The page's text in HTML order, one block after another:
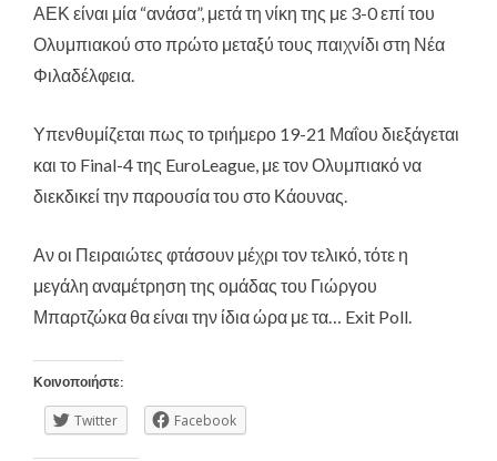
ΑΕΚ είναι μία “ανάσα”, μετά τη νίκη της με 3-0 επί του
Ολυμπιακού στο πρώτο μεταξύ τους παιχνίδι στη Νέα
Φιλαδέλφεια.
Υπενθυμίζεται πως το τριήμερο 19-21 Μαΐου διεξάγεται
και το Final-4 της EuroLeague, με τον Ολυμπιακό να
διεκδικεί την παρουσία του στο Κάουνας.
Αν οι Πειραιώτες φτάσουν μέχρι τον τελικό, τότε η
μεγάλη αναμέτρηση της ομάδας του Γιώργου
Μπαρτζώκα θα είναι την ίδια ώρα με τα… Exit Poll.
Κοινοποιήστε:
Twitter Facebook